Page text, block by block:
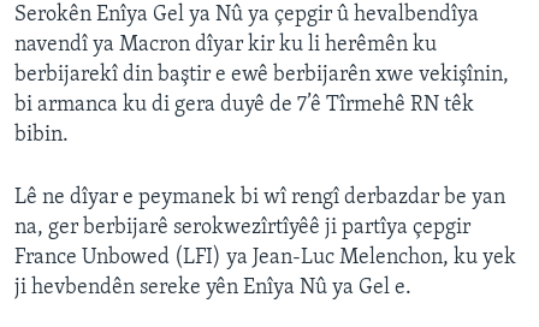
Serokên Enîya Gel ya Nû ya çepgir û hevalbendîya
navendî ya Macron dîyar kir ku li herêmên ku
berbijarekî din baştir e ewê berbijarên xwe vekişînin,
bi armanca ku di gera duyê de 7’ê Tîrmehê RN têk
bibin.
Lê ne dîyar e peymanek bi wî rengî derbazdar be yan
na, ger berbijarê serokwezîrtîyêê ji partîya çepgir
France Unbowed (LFI) ya Jean-Luc Melenchon, ku yek
ji hevbendên sereke yên Enîya Nû ya Gel e.